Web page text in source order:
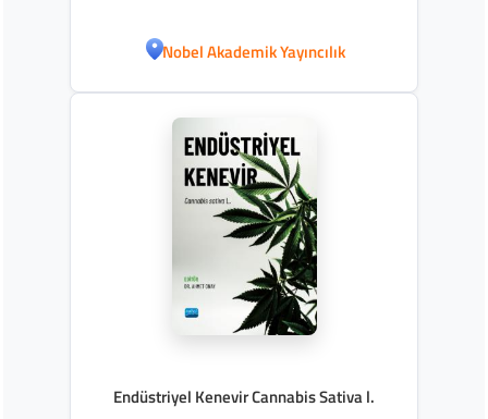
Nobel Akademik Yayıncılık
Endüstriyel Kenevir Cannabis Sativa l.